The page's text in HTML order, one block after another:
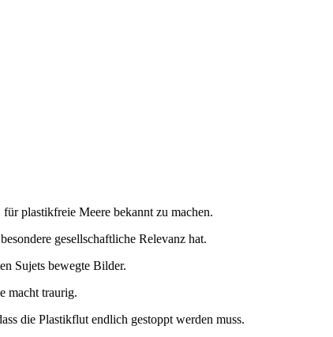
plastikfreie Meere bekannt zu machen.
gesellschaftliche Relevanz hat.
Sujets bewegte Bilder.
macht traurig.
die Plastikflut endlich gestoppt werden muss.